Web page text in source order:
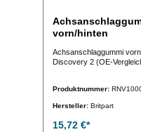
vorn/hinten
Achsanschlaggummi
Discovery 2 (OE-
Produktnummer:
Hersteller: Britpart
15,72 €*